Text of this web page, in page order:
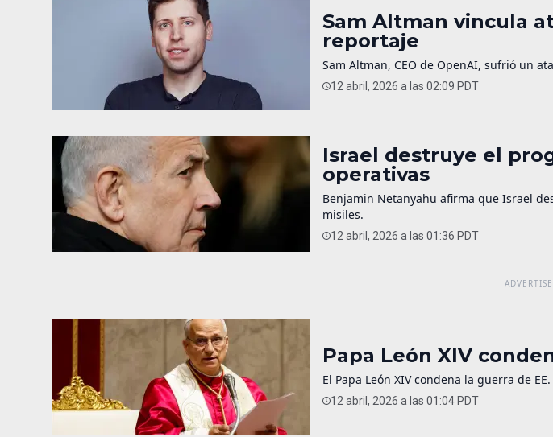
Sam Altman vincula
reportaje
Sam Altman, CEO de OpenAI, sufrió un
12 abril, 2026 a las 02:09 PDT
Israel destruye el
operativas
Benjamin Netanyahu afirma que Israel
misiles.
12 abril, 2026 a las 01:36 PDT
Papa León XIV
El Papa León XIV condena la guerra de
12 abril, 2026 a las 01:04 PDT